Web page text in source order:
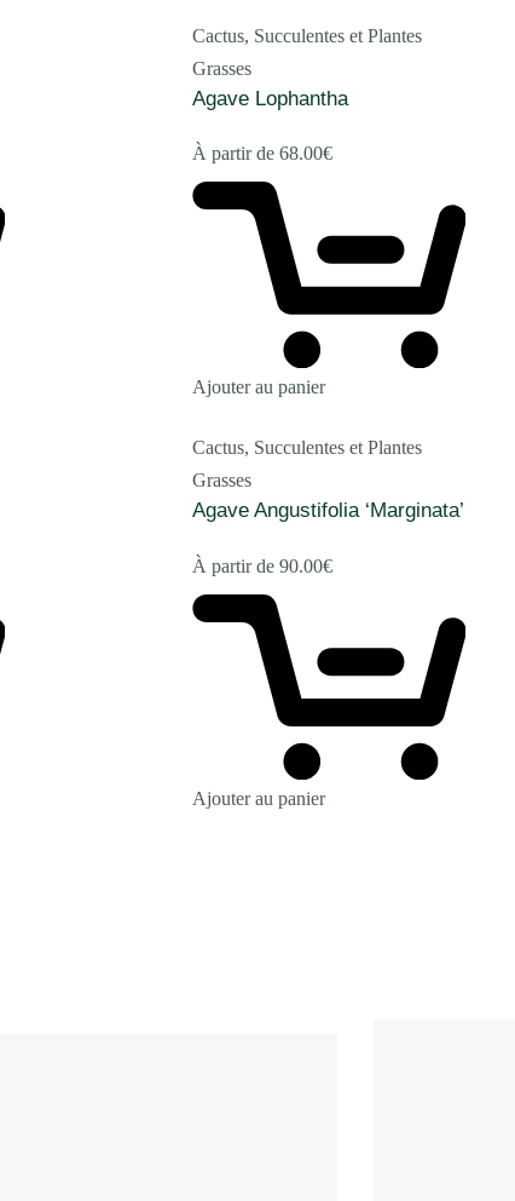
Cactus, Succulentes et Plantes
Grasses
Agave Lophantha
À partir de 68.00€
Ajouter au panier
Cactus, Succulentes et Plantes
Grasses
Agave Angustifolia ‘Marginata’
À partir de 90.00€
Ajouter au panier